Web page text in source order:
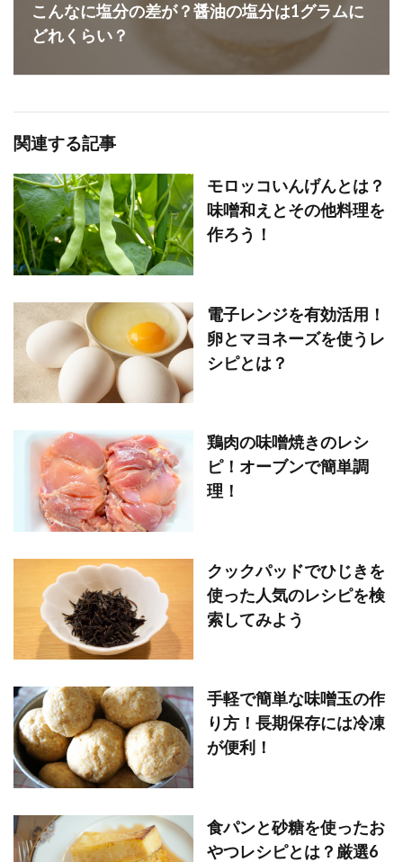
こんなに塩分の差が？醤油の塩分は1グラムに
どれくらい？
関連する記事
モロッコいんげんとは？
味噌和えとその他料理を
作ろう！
電子レンジを有効活用！
卵とマヨネーズを使うレ
シピとは？
鶏肉の味噌焼きのレシ
ピ！オーブンで簡単調
理！
クックパッドでひじきを
使った人気のレシピを検
索してみよう
手軽で簡単な味噌玉の作
り方！長期保存には冷凍
が便利！
食パンと砂糖を使ったお
やつレシピとは？厳選6